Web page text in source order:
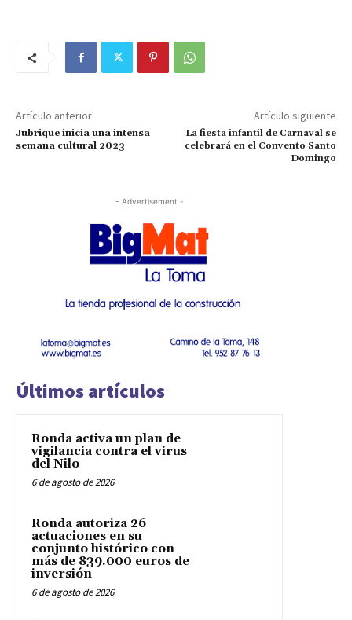
Artículo anterior
Jubrique inicia una intensa
semana cultural 2023
Artículo siguiente
La fiesta infantil de Carnaval se
celebrará en el Convento Santo
Domingo
- Advertisement -
Últimos artículos
Ronda activa un plan de
vigilancia contra el virus
del Nilo
6 de agosto de 2026
Ronda autoriza 26
actuaciones en su
conjunto histórico con
más de 839.000 euros de
inversión
6 de agosto de 2026